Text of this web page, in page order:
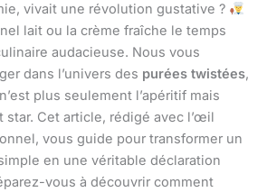
vivait une révolution gustative ?
lait ou la crème fraîche le temps
audacieuse. Nous vous
dans l’univers des purées twistées,
n’est plus seulement l’apéritif mais
star. Cet article, rédigé avec l’œil
vous guide pour transformer un
en une véritable déclaration
vous à découvrir comment